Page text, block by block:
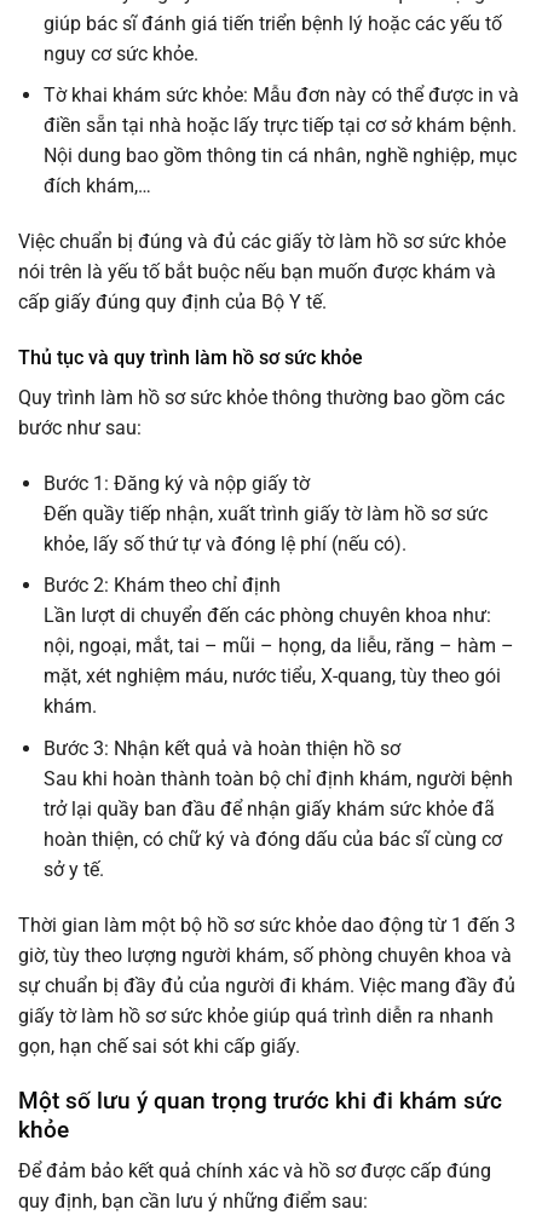
giúp bác sĩ đánh giá tiến triển bệnh lý hoặc các yếu tố
nguy cơ sức khỏe.
Tờ khai khám sức khỏe: Mẫu đơn này có thể được in và
điền sẵn tại nhà hoặc lấy trực tiếp tại cơ sở khám bệnh.
Nội dung bao gồm thông tin cá nhân, nghề nghiệp, mục
đích khám,…
Việc chuẩn bị đúng và đủ các giấy tờ làm hồ sơ sức khỏe
nói trên là yếu tố bắt buộc nếu bạn muốn được khám và
cấp giấy đúng quy định của Bộ Y tế.
Thủ tục và quy trình làm hồ sơ sức khỏe
Quy trình làm hồ sơ sức khỏe thông thường bao gồm các
bước như sau:
Bước 1: Đăng ký và nộp giấy tờ
Đến quầy tiếp nhận, xuất trình giấy tờ làm hồ sơ sức
khỏe, lấy số thứ tự và đóng lệ phí (nếu có).
Bước 2: Khám theo chỉ định
Lần lượt di chuyển đến các phòng chuyên khoa như:
nội, ngoại, mắt, tai – mũi – họng, da liễu, răng – hàm –
mặt, xét nghiệm máu, nước tiểu, X-quang, tùy theo gói
khám.
Bước 3: Nhận kết quả và hoàn thiện hồ sơ
Sau khi hoàn thành toàn bộ chỉ định khám, người bệnh
trở lại quầy ban đầu để nhận giấy khám sức khỏe đã
hoàn thiện, có chữ ký và đóng dấu của bác sĩ cùng cơ
sở y tế.
Thời gian làm một bộ hồ sơ sức khỏe dao động từ 1 đến 3
giờ, tùy theo lượng người khám, số phòng chuyên khoa và
sự chuẩn bị đầy đủ của người đi khám. Việc mang đầy đủ
giấy tờ làm hồ sơ sức khỏe giúp quá trình diễn ra nhanh
gọn, hạn chế sai sót khi cấp giấy.
Một số lưu ý quan trọng trước khi đi khám sức
khỏe
Để đảm bảo kết quả chính xác và hồ sơ được cấp đúng
quy định, bạn cần lưu ý những điểm sau: